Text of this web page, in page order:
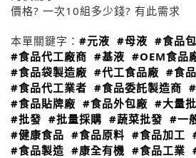
價格? 一次10組多少錢? 有此需求
本單關鍵字： #元液 #母液 #食品
#食品代工廠商 #基液 #OEM食品
#食品袋製造廠 #代工食品廠 #食
#食品代工業者 #食品委託製造商
#食品貼牌廠 #食品外包廠 #大量
#批發 #批量採購 #蔬菜批發 #一
#健康食品 #食品原料 #食品加工
#食品製造 #康全有機 #食品工業